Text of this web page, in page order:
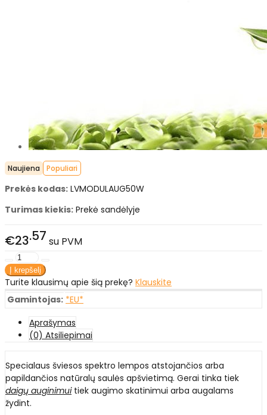
Naujiena Populiari
Prekės kodas: LVMODULAUG50W
Turimas kiekis: Prekė sandėlyje
€23 57 su PVM
Turite klausimų apie šią prekę? Klauskite
Gamintojas: *EU*
Aprašymas
(0) Atsiliepimai
Specialaus šviesos spektro lempos atstojančios arba
papildančios natūralų saulės apšvietimą. Gerai tinka tiek
daigų auginimuitiek augimo skatinimui arba augalams
žydint.